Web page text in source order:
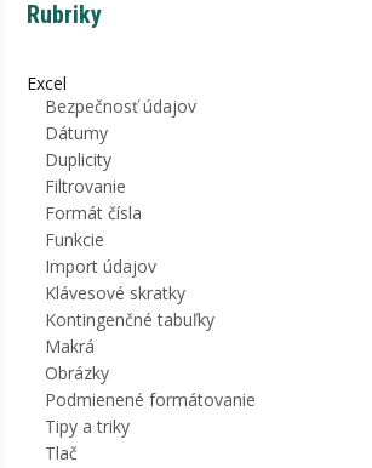
Rubriky
Excel
Bezpečnosť údajov
Dátumy
Duplicity
Filtrovanie
Formát čísla
Funkcie
Import údajov
Klávesové skratky
Kontingenčné tabuľky
Makrá
Obrázky
Podmienené formátovanie
Tipy a triky
Tlač